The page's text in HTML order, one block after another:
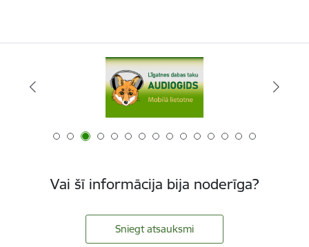
Vai šī informācija bija noderīga?
Sniegt atsauksmi